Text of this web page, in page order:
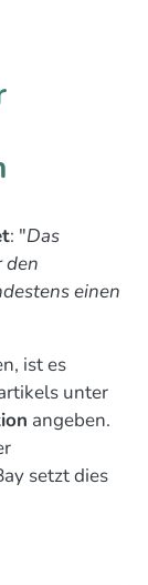
: "Das
den
einen
ist es
unter
angeben.
setzt dies